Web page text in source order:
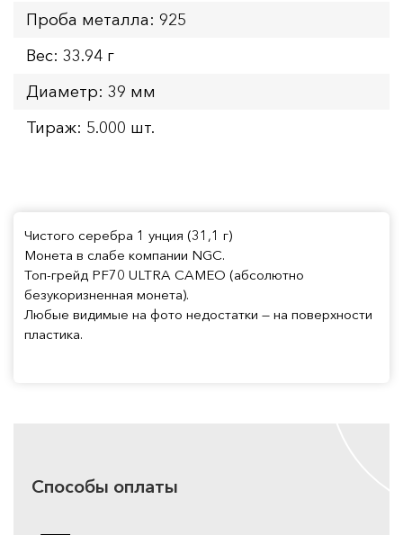
Проба металла: 925
Вес: 33.94 г
Диаметр: 39 мм
Тираж: 5.000 шт.
Чистого серебра 1 унция (31,1 г)
Монета в слабе компании NGC.
Топ-грейд PF70 ULTRA CAMEO (абсолютно
безукоризненная монета).
Любые видимые на фото недостатки — на поверхности
пластика.
Способы оплаты